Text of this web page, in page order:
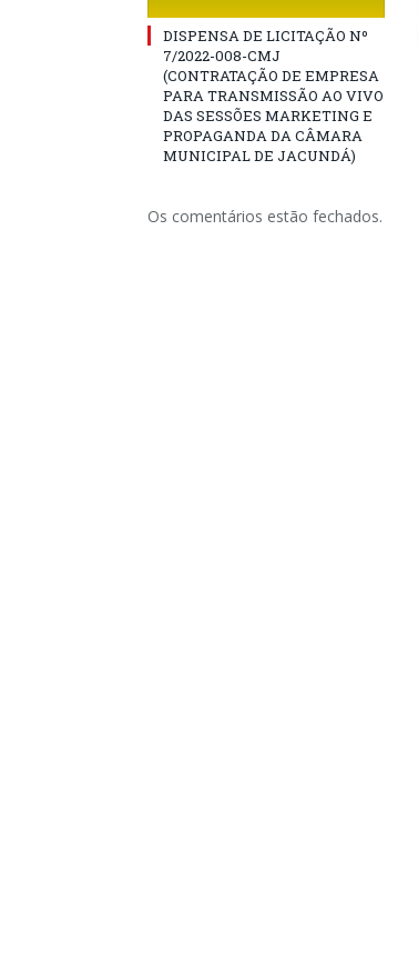
DISPENSA DE LICITAÇÃO Nº
7/2022-008-CMJ
(CONTRATAÇÃO DE EMPRESA
PARA TRANSMISSÃO AO VIVO
DAS SESSÕES MARKETING E
PROPAGANDA DA CÂMARA
MUNICIPAL DE JACUNDÁ)
Os comentários estão fechados.